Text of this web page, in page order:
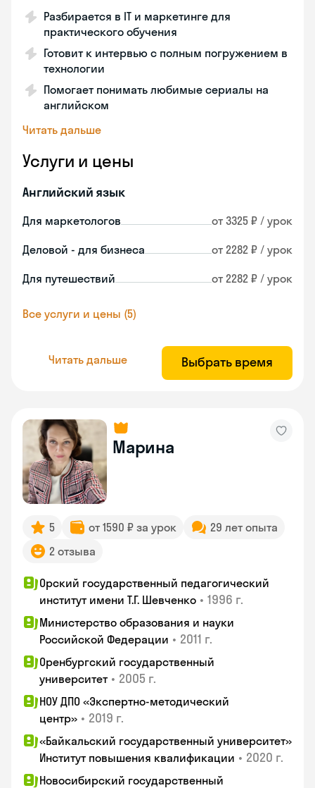
Разбирается в IT и маркетинге для
практического обучения
Готовит к интервью с полным погружением в
технологии
Помогает понимать любимые сериалы на
английском
Читать дальше
Услуги и цены
Английский язык
Для маркетологов от 3325 ₽ / урок
Деловой - для бизнеса от 2282 ₽ / урок
Для путешествий от 2282 ₽ / урок
Все услуги и цены (5)
Читать дальше Выбрать время
Марина
5 от 1590 ₽ за урок
29 лет опыта
2 отзыва
Орский государственный педагогический
институт имени Т.Г. Шевченко • 1996 г.
Министерство образования и науки
Российской Федерации • 2011 г.
Оренбургский государственный
университет • 2005 г.
НОУ ДПО «Экспертно-методический
центр» • 2019 г.
«Байкальский государственный университет»
Институт повышения квалификации • 2020 г.
Новосибирский государственный